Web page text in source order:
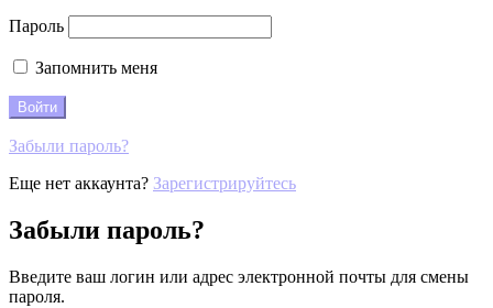
Пароль
Запомнить меня
Забыли пароль?
Еще нет аккаунта? Зарегистрируйтесь
Забыли пароль?
Введите ваш логин или адрес электронной почты для смены
пароля.